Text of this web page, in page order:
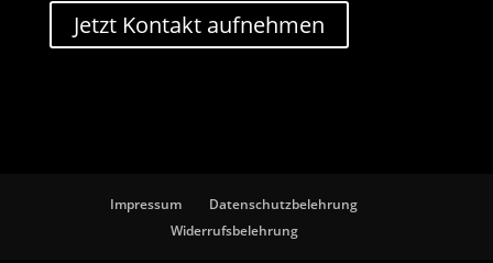
Jetzt Kontakt aufnehmen
Impressum
Datenschutzbelehrung
Widerrufsbelehrung